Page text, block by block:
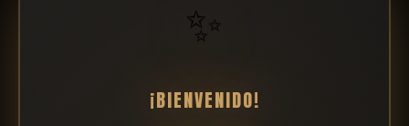
✨
¡BIENVENIDO!